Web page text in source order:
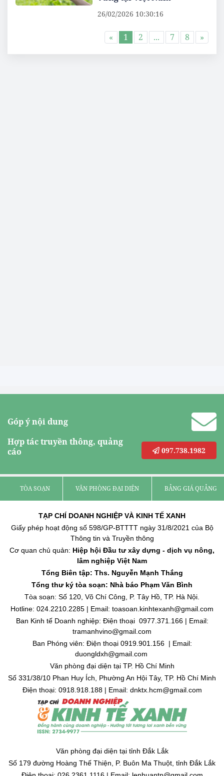
26/02/2026 10:30:16
« 1 2 ... 7 8 »
Góp ý nội dung
Hợp tác truyền thông, quảng
cáo
097.738.1982
TÒA SOẠN VĂN PHÒNG ĐẠI DIỆN BẢNG GIÁ QUẢNG
TẠP CHÍ DOANH NGHIỆP VÀ KINH TẾ XANH
Giấy phép hoạt động số 598/GP-BTTTT ngày 31/8/2021 của Bộ
Thông tin và Truyền thông
Cơ quan chủ quản: Hiệp hội Đầu tư xây dựng - dịch vụ nông,
lâm nghiệp Việt Nam
Tổng Biên tập: Ths. Nguyễn Mạnh Thắng
Tổng thư ký tòa soạn: Nhà báo Phạm Văn Bình
Tòa soạn: Số 120, Võ Chí Công, P. Tây Hồ, TP. Hà Nội.
Hotline: 024.2210.2285 | Email: toasoan.kinhtexanh@gmail.com
Ban Kinh tế Doanh nghiệp: Điện thoại 0977.371.166 | Email:
tramanhvino@gmail.com
Ban Phóng viên: Điện thoại 0919.901.156 | Email:
duongldxh@gmail.com
Văn phòng đại diện tại TP. Hồ Chí Minh
Số 331/38/10 Phan Huy Ích, Phường An Hội Tây, TP. Hồ Chí Minh
Điện thoại: 0918.918.188 | Email: dnktx.hcm@gmail.com
Văn phòng đại diện tại tỉnh Đắk Lắk
Số 179 đường Hoàng Thế Thiện, P. Buôn Ma Thuột, tỉnh Đắk Lắk